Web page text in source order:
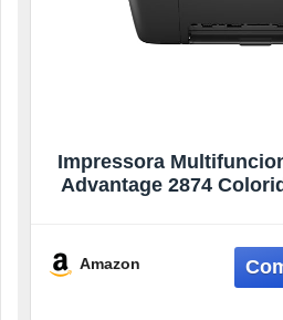
Impressora
Advantage 2874
cópia, digitalização.
Amazon